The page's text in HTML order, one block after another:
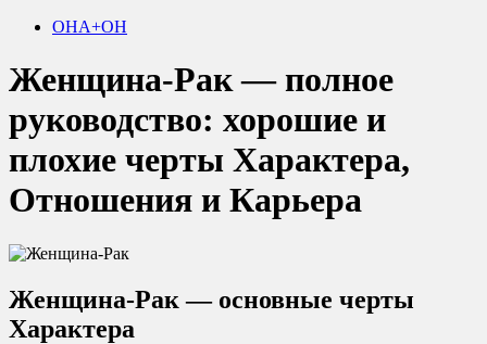
ОНА+ОН
Женщина-Рак — полное
руководство: хорошие и
плохие черты Характера,
Отношения и Карьера
Женщина-Рак — основные черты
Характера